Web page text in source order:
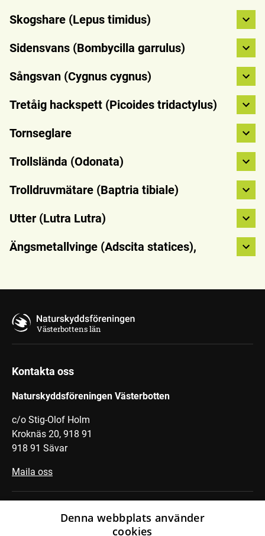
Skogshare (Lepus timidus)
Sidensvans (Bombycilla garrulus)
Sångsvan (Cygnus cygnus)
Tretåig hackspett (Picoides tridactylus)
Tornseglare
Trollslända (Odonata)
Trolldruvmätare (Baptria tibiale)
Utter (Lutra Lutra)
Ängsmetallvinge (Adscita statices),
Västerbottens län
Kontakta oss
Naturskyddsföreningen Västerbotten
c/o Stig-Olof Holm
Kroknäs 20, 918 91
918 91 Sävar
Maila oss
Swisha en gåva på valfritt belopp
Denna webbplats använder
cookies